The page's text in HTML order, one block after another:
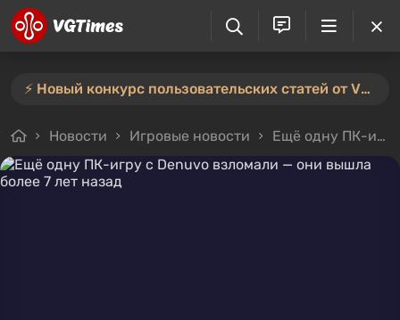
⚡️ Новый конкурс пользовательских статей от VGTimes — участвуйте тут ⚡️
Новости Игровые новости Ещё одну ПК-игру с Denuvo взломали — они вышла более 7 лет назад